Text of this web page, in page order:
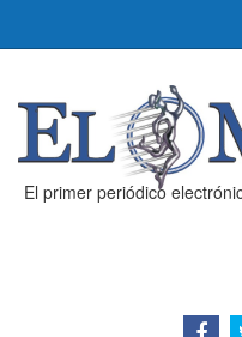
El primer periódico